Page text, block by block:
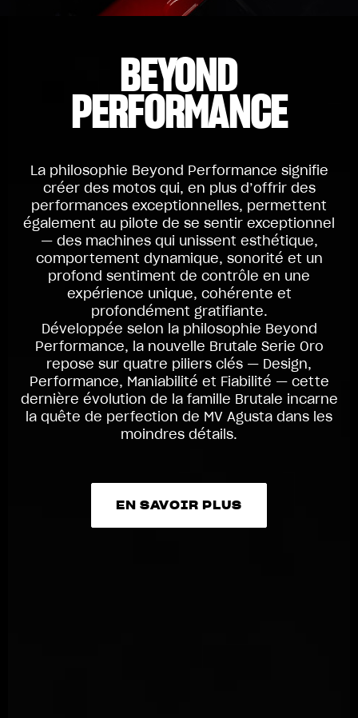
BEYOND
PERFORMANCE
La philosophie Beyond Performance signifie
créer des motos qui, en plus d’offrir des
performances exceptionnelles, permettent
également au pilote de se sentir exceptionnel
— des machines qui unissent esthétique,
comportement dynamique, sonorité et un
profond sentiment de contrôle en une
expérience unique, cohérente et
profondément gratifiante.
Développée selon la philosophie Beyond
Performance, la nouvelle Brutale Serie Oro
repose sur quatre piliers clés — Design,
Performance, Maniabilité et Fiabilité — cette
dernière évolution de la famille Brutale incarne
la quête de perfection de MV Agusta dans les
moindres détails.
EN SAVOIR PLUS